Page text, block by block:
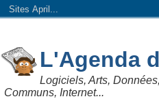
Sites April...
L'Agenda
Logiciels, Arts,
Communs, Internet...